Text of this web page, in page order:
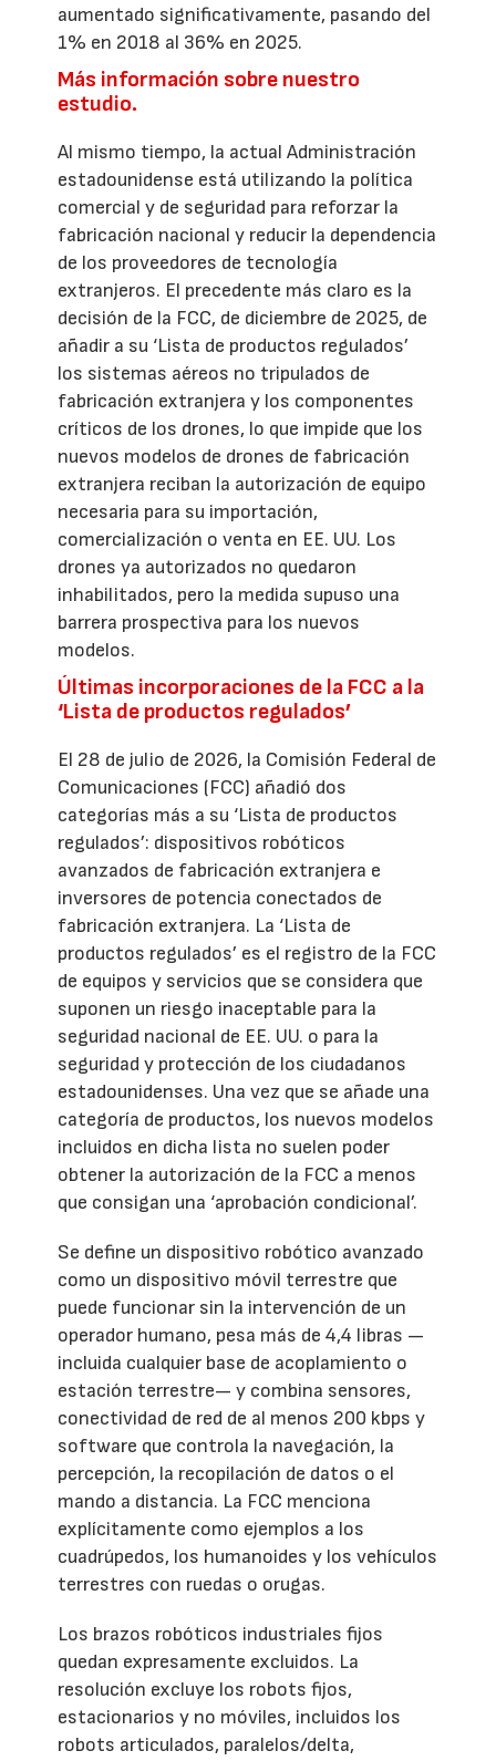
aumentado significativamente, pasando del
1% en 2018 al 36% en 2025.
Más información sobre nuestro
estudio.
Al mismo tiempo, la actual Administración
estadounidense está utilizando la política
comercial y de seguridad para reforzar la
fabricación nacional y reducir la dependencia
de los proveedores de tecnología
extranjeros. El precedente más claro es la
decisión de la FCC, de diciembre de 2025, de
añadir a su ‘Lista de productos regulados’
los sistemas aéreos no tripulados de
fabricación extranjera y los componentes
críticos de los drones, lo que impide que los
nuevos modelos de drones de fabricación
extranjera reciban la autorización de equipo
necesaria para su importación,
comercialización o venta en EE. UU. Los
drones ya autorizados no quedaron
inhabilitados, pero la medida supuso una
barrera prospectiva para los nuevos
modelos.
Últimas incorporaciones de la FCC a la
‘Lista de productos regulados’
El 28 de julio de 2026, la Comisión Federal de
Comunicaciones (FCC) añadió dos
categorías más a su ‘Lista de productos
regulados’: dispositivos robóticos
avanzados de fabricación extranjera e
inversores de potencia conectados de
fabricación extranjera. La ‘Lista de
productos regulados’ es el registro de la FCC
de equipos y servicios que se considera que
suponen un riesgo inaceptable para la
seguridad nacional de EE. UU. o para la
seguridad y protección de los ciudadanos
estadounidenses. Una vez que se añade una
categoría de productos, los nuevos modelos
incluidos en dicha lista no suelen poder
obtener la autorización de la FCC a menos
que consigan una ‘aprobación condicional’.
Se define un dispositivo robótico avanzado
como un dispositivo móvil terrestre que
puede funcionar sin la intervención de un
operador humano, pesa más de 4,4 libras —
incluida cualquier base de acoplamiento o
estación terrestre— y combina sensores,
conectividad de red de al menos 200 kbps y
software que controla la navegación, la
percepción, la recopilación de datos o el
mando a distancia. La FCC menciona
explícitamente como ejemplos a los
cuadrúpedos, los humanoides y los vehículos
terrestres con ruedas o orugas.
Los brazos robóticos industriales fijos
quedan expresamente excluidos. La
resolución excluye los robots fijos,
estacionarios y no móviles, incluidos los
robots articulados, paralelos/delta,